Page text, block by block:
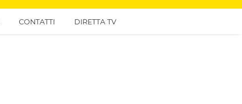
CONTATTI DIRETTA TV